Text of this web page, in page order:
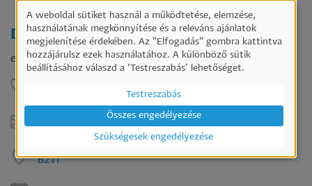
Dr. habil. Kuti Mónika
egyetemi docens
kutim@ktk.pte.hu
B211
Személyes
adatok
és
használata
A weboldal sütiket használ a működtetése, elemzése,
használatának megkönnyítése és a releváns ajánlatok
megjelenítése érdekében. Az "Elfogadás" gombra kattintva
hozzájárulsz ezek használatához. A különböző sütik
beállításához válaszd a ’Testreszabás’ lehetőséget.
Testreszabás
Szükségesek engedélyezése
Összes engedélyezése